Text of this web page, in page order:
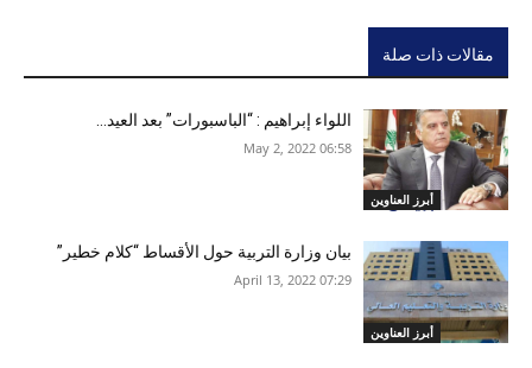
مقالات ذات صلة
أبرز العناوين
اللواء إبراهيم : “الباسبورات” بعد العيد…
06:58 2022 ,May 2
أبرز العناوين
بيان وزارة التربية حول الأقساط “كلام خطير”
07:29 2022 ,April 13